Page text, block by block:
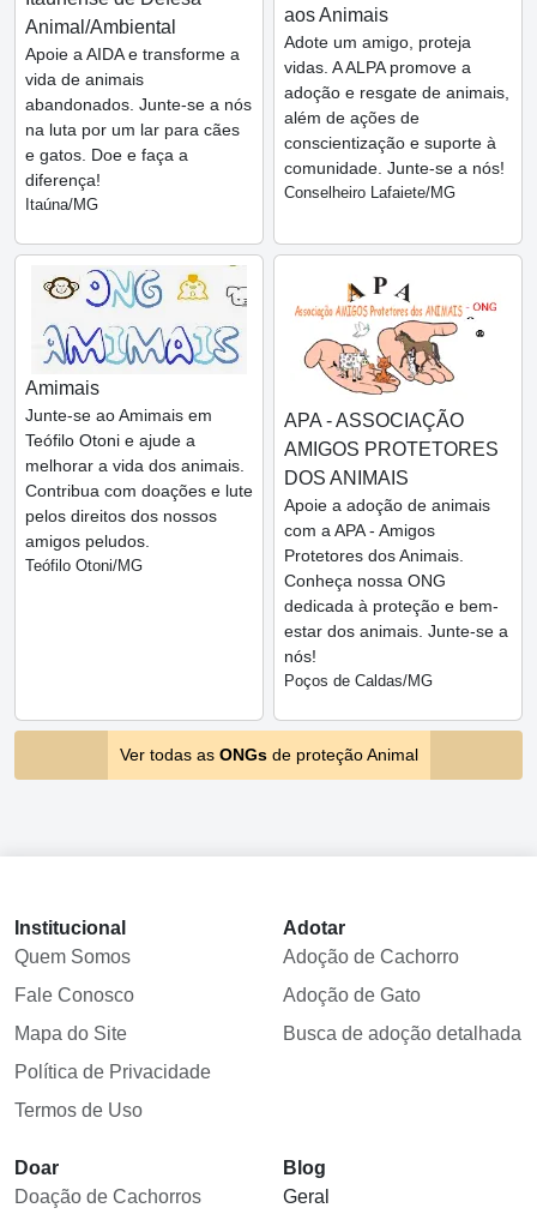
Animal/Ambiental
Apoie a AIDA e transforme a
vida de animais
abandonados. Junte-se a nós
na luta por um lar para cães
e gatos. Doe e faça a
diferença!
Itaúna/MG
aos Animais
Adote um amigo, proteja
vidas. A ALPA promove a
adoção e resgate de animais,
além de ações de
conscientização e suporte à
comunidade. Junte-se a nós!
Conselheiro Lafaiete/MG
Amimais
Junte-se ao Amimais em
Teófilo Otoni e ajude a
melhorar a vida dos animais.
Contribua com doações e lute
pelos direitos dos nossos
amigos peludos.
Teófilo Otoni/MG
APA - ASSOCIAÇÃO
AMIGOS PROTETORES
DOS ANIMAIS
Apoie a adoção de animais
com a APA - Amigos
Protetores dos Animais.
Conheça nossa ONG
dedicada à proteção e bem-
estar dos animais. Junte-se a
nós!
Poços de Caldas/MG
Ver todas as ONGsde proteção Animal
Institucional
Quem Somos
Fale Conosco
Mapa do Site
Política de Privacidade
Termos de Uso
Adotar
Adoção de Cachorro
Adoção de Gato
Busca de adoção detalhada
Doar
Doação de Cachorros
Blog
Geral